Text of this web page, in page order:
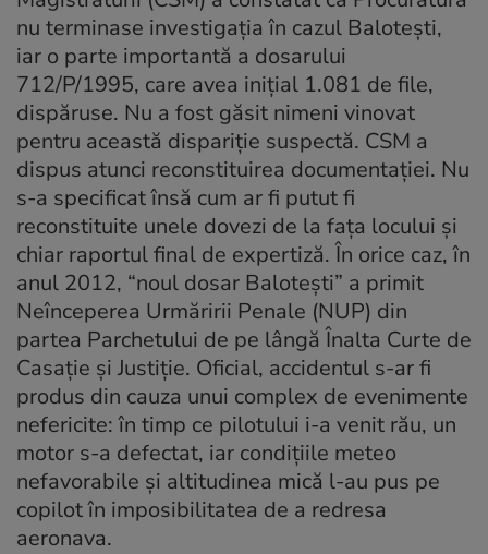
nu terminase investigaţia în cazul Baloteşti,
iar o parte importantă a dosarului
712/P/1995, care avea iniţial 1.081 de file,
dispăruse. Nu a fost găsit nimeni vinovat
pentru această dispariţie suspectă. CSM a
dispus atunci reconstituirea documentaţiei. Nu
s-a specificat însă cum ar fi putut fi
reconstituite unele dovezi de la faţa locului şi
chiar raportul final de expertiză. În orice caz, în
anul 2012, “noul dosar Baloteşti” a primit
Neînceperea Urmăririi Penale (NUP) din
partea Parchetului de pe lângă Înalta Curte de
Casaţie şi Justiţie. Oficial, accidentul s-ar fi
produs din cauza unui complex de evenimente
nefericite: în timp ce pilotului i-a venit rău, un
motor s-a defectat, iar condiţiile meteo
nefavorabile şi altitudinea mică l-au pus pe
copilot în imposibilitatea de a redresa
aeronava.